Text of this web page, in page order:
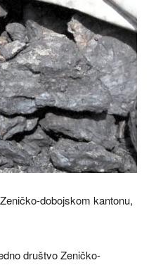
dobojskom kantonu,
društvo Zeničko-